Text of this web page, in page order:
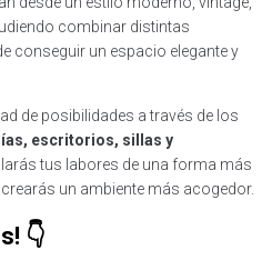
combinar distintas
conseguir un espacio elegante y
de posibilidades a través de los
escritorios, sillas y
tus labores de una forma más
un ambiente más acogedor.